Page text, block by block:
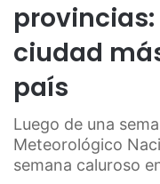
ciudad
país
Luego de una
Meteorológico
semana caluroso